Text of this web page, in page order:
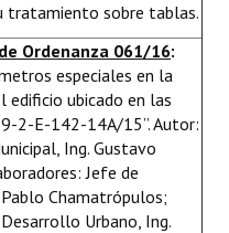
tratamiento sobre tablas.
Ordenanza 061/16:
especiales en la
edificio ubicado en las
2-E-142-14A/15”. Autor:
Ing. Gustavo
Jefe de
Chamatrópulos;
Urbano, Ing.